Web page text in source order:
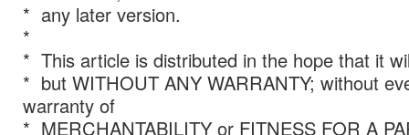
* any later version.
*
* This article is distributed in the hope that it
* but WITHOUT ANY WARRANTY; without
warranty of
* MERCHANTABILITY or FITNESS FOR A